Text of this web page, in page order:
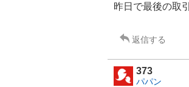
昨日で最後の取
返信する
373
パパン